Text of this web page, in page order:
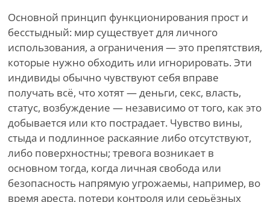
Основной принцип функционирования прост и
бесстыдный: мир существует для личного
использования, а ограничения — это препятствия,
которые нужно обходить или игнорировать. Эти
индивиды обычно чувствуют себя вправе
получать всё, что хотят — деньги, секс, власть,
статус, возбуждение — независимо от того, как это
добывается или кто пострадает. Чувство вины,
стыда и подлинное раскаяние либо отсутствуют,
либо поверхностны; тревога возникает в
основном тогда, когда личная свобода или
безопасность напрямую угрожаемы, например, во
время ареста, потери контроля или серьёзных